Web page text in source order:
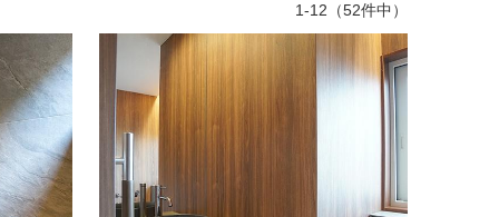
1-12（52件中）